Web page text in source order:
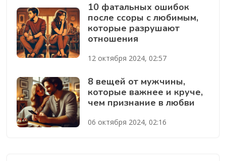
10 фатальных ошибок
после ссоры с любимым,
которые разрушают
отношения
12 октября 2024, 02:57
8 вещей от мужчины,
которые важнее и круче,
чем признание в любви
06 октября 2024, 02:16